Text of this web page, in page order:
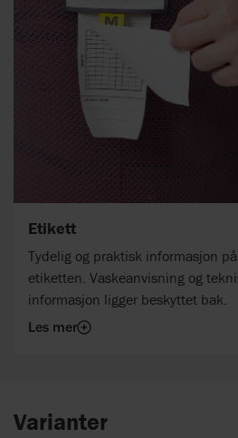
Etikett
Tydelig og praktisk informasjon
etiketten. Vaskeanvisning og
informasjon ligger beskyttet bak.
Les mer
Varianter